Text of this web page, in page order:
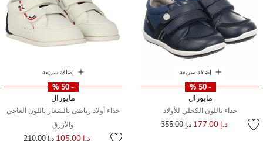
إضافة سريعة
- 50 %
مايورال
حذاء باللون الكحلي للأولاد
د.إ 177.00 سعر مخفض مند.إ 355.00
إضافة سريعة
- 50 %
مايورال
حذاء أولاد رياضى بالشعار باللون العاجي
والأزرق
د.إ 105.00 سعر مخفض من
د.إ 210.00 إلى